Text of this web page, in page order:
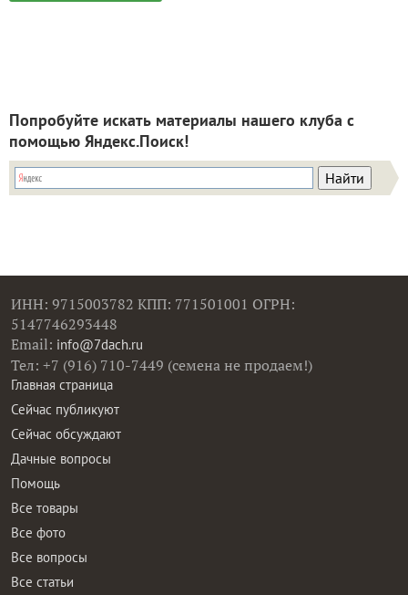
Попробуйте искать материалы нашего клуба с
помощью Яндекс.Поиск!
ИНН: 9715003782 КПП: 771501001 ОГРН:
5147746293448
Email: info@7dach.ru
Тел: +7 (916) 710-7449 (семена не продаем!)
Главная страница
Сейчас публикуют
Сейчас обсуждают
Дачные вопросы
Помощь
Все товары
Все фото
Все вопросы
Все статьи